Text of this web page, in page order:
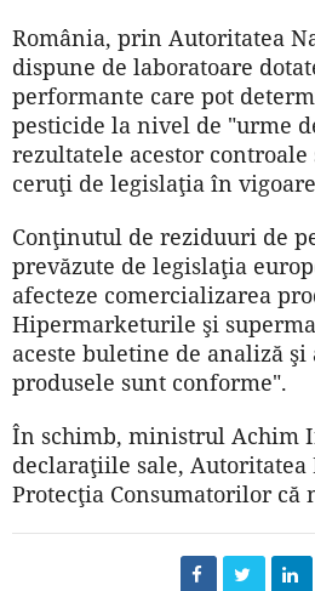
România, prin Autoritatea
dispune de laboratoare
performante care pot
pesticide la nivel de "urme
rezultatele acestor
ceruţi de legislaţia în
Conţinutul de reziduuri de
prevăzute de legislaţia
afecteze comercializarea
Hipermarketurile şi
aceste buletine de analiză şi
produsele sunt conforme".
În schimb, ministrul Achim
declaraţiile sale,
Protecţia Consumatorilor că